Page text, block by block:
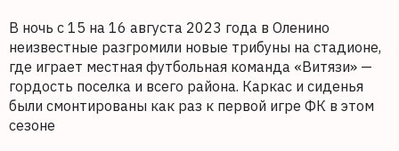
В ночь с 15 на 16 августа 2023 года в Оленино
неизвестные разгромили новые трибуны на стадионе,
где играет местная футбольная команда «Витязи» —
гордость поселка и всего района. Каркас и сиденья
были смонтированы как раз к первой игре ФК в этом
сезоне